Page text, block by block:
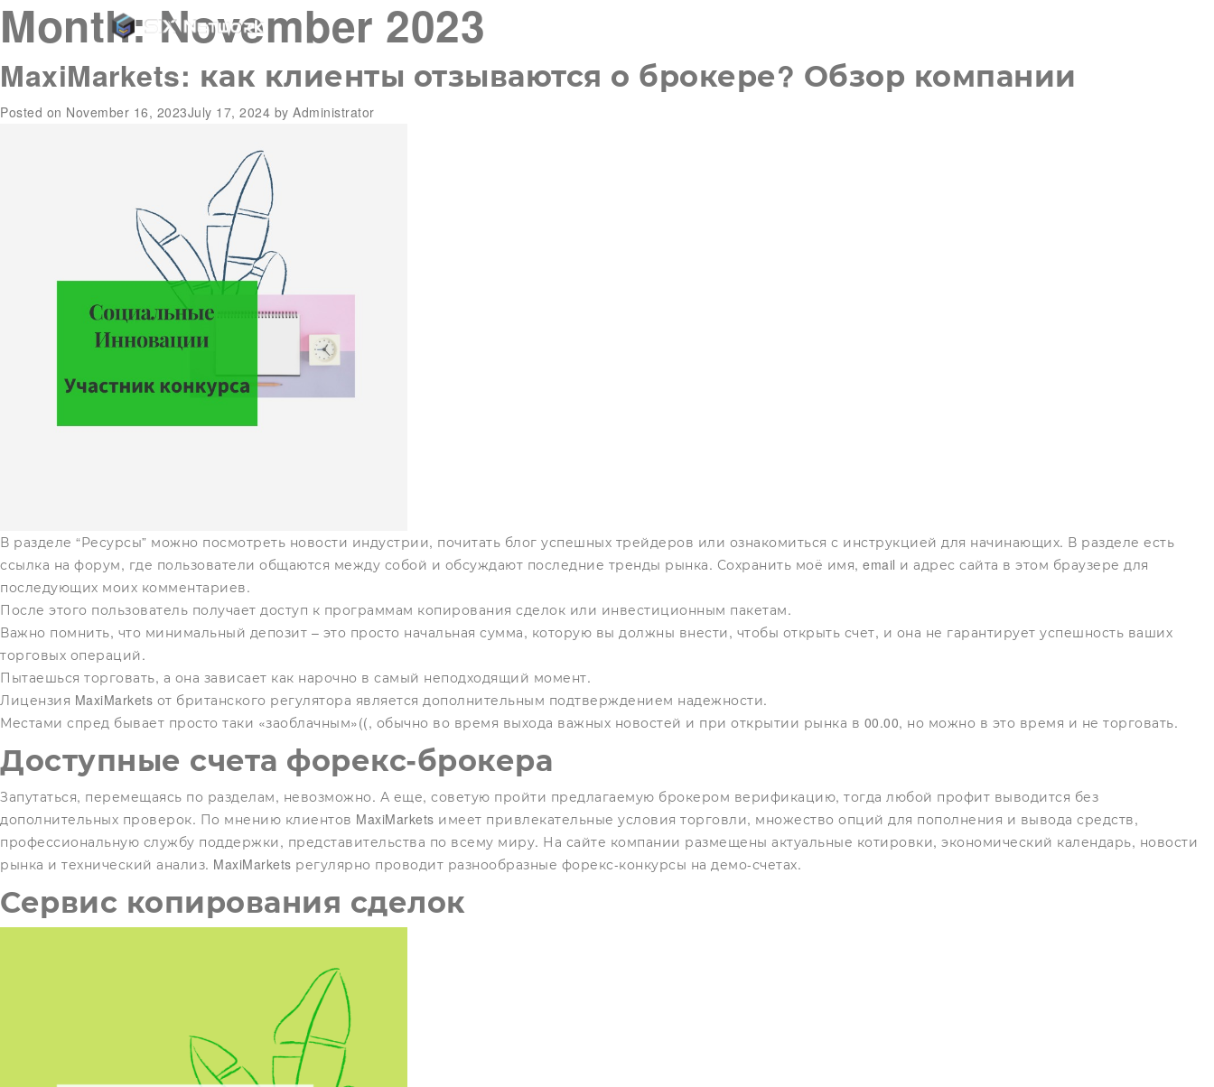
Month:November 2023
MaxiMarkets: как клиенты отзываются о брокере? Обзор компании
Posted on November 16, 2023July 17, 2024 by Administrator
В разделе “Ресурсы” можно посмотреть новости индустрии, почитать блог успешных трейдеров или ознакомиться с инструкцией для начинающих. В разделе есть
ссылка на форум, где пользователи общаются между собой и обсуждают последние тренды рынка. Сохранить моё имя, email и адрес сайта в этом браузере для
последующих моих комментариев.
После этого пользователь получает доступ к программам копирования сделок или инвестиционным пакетам.
Важно помнить, что минимальный депозит – это просто начальная сумма, которую вы должны внести, чтобы открыть счет, и она не гарантирует успешность ваших
торговых операций.
Пытаешься торговать, а она зависает как нарочно в самый неподходящий момент.
Лицензия MaxiMarkets от британского регулятора является дополнительным подтверждением надежности.
Местами спред бывает просто таки «заоблачным»((, обычно во время выхода важных новостей и при открытии рынка в 00.00, но можно в это время и не торговать.
Доступные счета форекс-брокера
Запутаться, перемещаясь по разделам, невозможно. А еще, советую пройти предлагаемую брокером верификацию, тогда любой профит выводится без
дополнительных проверок. По мнению клиентов MaxiMarkets имеет привлекательные условия торговли, множество опций для пополнения и вывода средств,
профессиональную службу поддержки, представительства по всему миру. На сайте компании размещены актуальные котировки, экономический календарь, новости
рынка и технический анализ. MaxiMarkets регулярно проводит разнообразные форекс-конкурсы на демо-счетах.
Сервис копирования сделок